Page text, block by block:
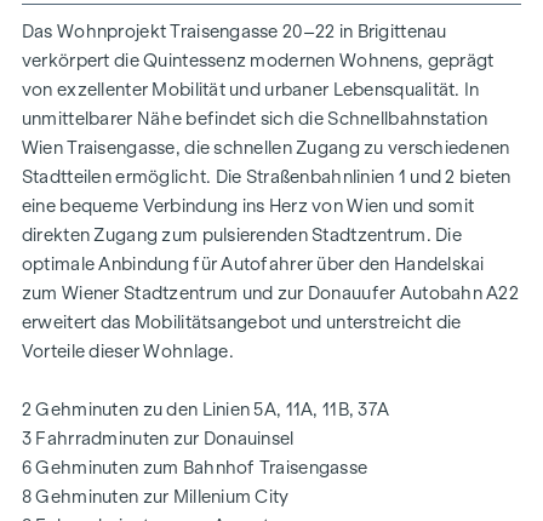
Fußbodenheizung, gespeist durch umweltfreundliche
Fernwärme, für ein behagliches Raumklima sorgt.
Außenliegender, elektrischer Sonnenschutz und
Klimaanlagen in den Dachgeschoßwohnungen
gewährleisten ein angenehmes Wohnambiente, selbst an
den heißesten Tagen.
AUSSTATTUNG
Eichenparkettböden
Stilvolle Markenfliesen
Außenliegender, elektrischer Sonnenschutz
Klimaanlage im DG
Photovoltaikanlage am Dach
Digitale Gegensprechanlage und
schwarzes Brett über Handyapp
Smarte Hausverwaltungs-App „puck“
Das Wohnprojekt Traisengasse 20–22 in Brigittenau
verkörpert die Quintessenz modernen Wohnens, geprägt
von exzellenter Mobilität und urbaner Lebensqualität. In
unmittelbarer Nähe befindet sich die Schnellbahnstation
Wien Traisengasse, die schnellen Zugang zu verschiedenen
Stadtteilen ermöglicht. Die Straßenbahnlinien 1 und 2 bieten
eine bequeme Verbindung ins Herz von Wien und somit
direkten Zugang zum pulsierenden Stadtzentrum. Die
optimale Anbindung für Autofahrer über den Handelskai
zum Wiener Stadtzentrum und zur Donauufer Autobahn A22
erweitert das Mobilitätsangebot und unterstreicht die
Vorteile dieser Wohnlage.
2 Gehminuten zu den Linien 5A, 11A, 11B, 37A
3 Fahrradminuten zur Donauinsel
6 Gehminuten zum Bahnhof Traisengasse
8 Gehminuten zur Millenium City